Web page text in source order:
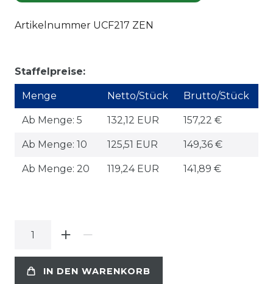
Artikelnummer UCF217 ZEN
Staffelpreise:
Menge Netto/Stück Brutto/Stück
Ab Menge: 5 132,12 EUR 157,22 €
Ab Menge: 10 125,51 EUR 149,36 €
Ab Menge: 20 119,24 EUR 141,89 €
IN DEN WARENKORB